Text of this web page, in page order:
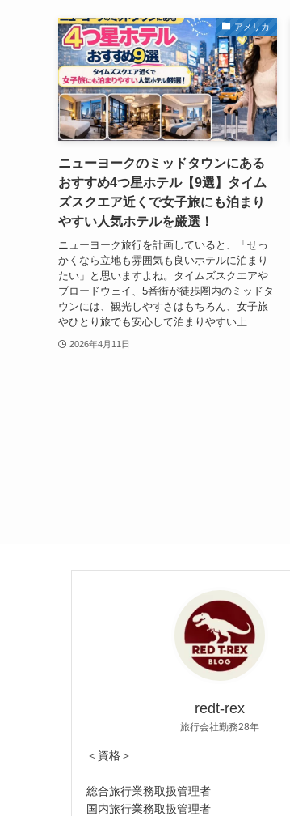
アメリカ
ニューヨークのミッドタウンにある
おすすめ4つ星ホテル【9選】タイム
ズスクエア近くで女子旅にも泊まり
やすい人気ホテルを厳選！
ニューヨーク旅行を計画していると、「せっ
かくなら立地も雰囲気も良いホテルに泊まり
たい」と思いますよね。タイムズスクエアや
ブロードウェイ、5番街が徒歩圏内のミッドタ
ウンには、観光しやすさはもちろん、女子旅
やひとり旅でも安心して泊まりやすい上...
2026年4月11日
redt-rex
旅行会社勤務28年
＜資格＞
総合旅行業務取扱管理者
国内旅行業務取扱管理者